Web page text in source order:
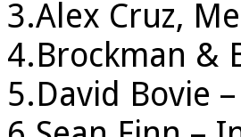
3.Alex Cruz,
4.Brockman &
5.David Bovie